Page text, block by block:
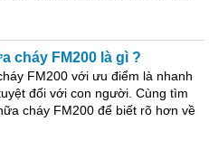
cháy FM200 là gì ?
FM200 với ưu điểm là nhanh
đối với con người. Cùng tìm
cháy FM200 để biết rõ hơn về